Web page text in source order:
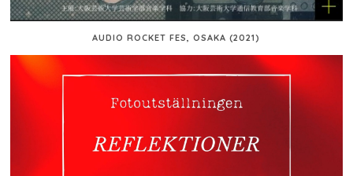
AUDIO ROCKET FES, OSAKA (2021)